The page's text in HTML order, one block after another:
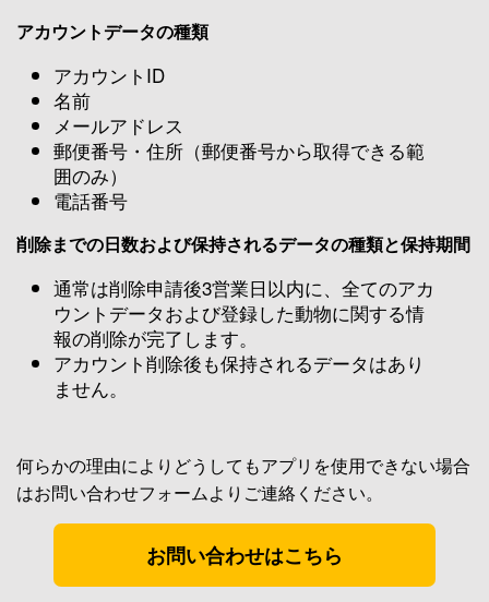
アカウントデータの種類
アカウントID
名前
メールアドレス
郵便番号・住所（郵便番号から取得できる範
囲のみ）
電話番号
削除までの日数および保持されるデータの種類と保持期間
通常は削除申請後3営業日以内に、全てのアカ
ウントデータおよび登録した動物に関する情
報の削除が完了します。
アカウント削除後も保持されるデータはあり
ません。
何らかの理由によりどうしてもアプリを使用できない場合
はお問い合わせフォームよりご連絡ください。
お問い合わせはこちら